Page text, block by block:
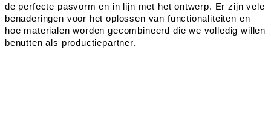
de perfecte pasvorm en in lijn met het ontwerp. Er zijn vele
benaderingen voor het oplossen van functionaliteiten en
hoe materialen worden gecombineerd die we volledig willen
benutten als productiepartner.